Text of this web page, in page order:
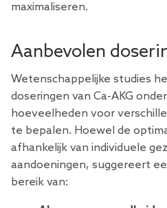
maximaliseren.
Aanbevolen
Wetenschappelijke studies
doseringen van Ca-AKG
hoeveelheden voor
te bepalen. Hoewel de
afhankelijk van individuele
aandoeningen, suggereert
bereik van: